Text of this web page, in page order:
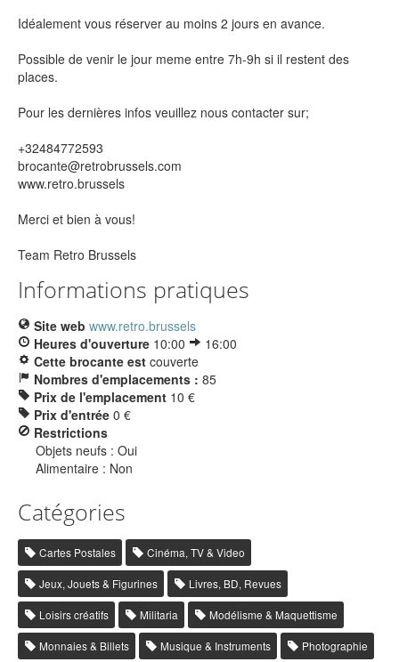
Idéalement vous réserver au moins 2 jours en avance.
Possible de venir le jour meme entre 7h-9h si il restent des
places.
Pour les dernières infos veuillez nous contacter sur;
+32484772593
brocante@retrobrussels.com
www.retro.brussels
Merci et bien à vous!
Team Retro Brussels
Informations pratiques
Site web www.retro.brussels
Heures d'ouverture 10:00
16:00
Cette brocante est couverte
Nombres d'emplacements : 85
Prix de l'emplacement 10 €
Prix d'entrée 0 €
Restrictions
Objets neufs : Oui
Alimentaire : Non
Catégories
Cartes Postales Cinéma, TV & Video
Jeux, Jouets & Figurines Livres, BD, Revues
Loisirs créatifs Militaria Modélisme & Maquettisme
Monnaies & Billets Musique & Instruments Photographie